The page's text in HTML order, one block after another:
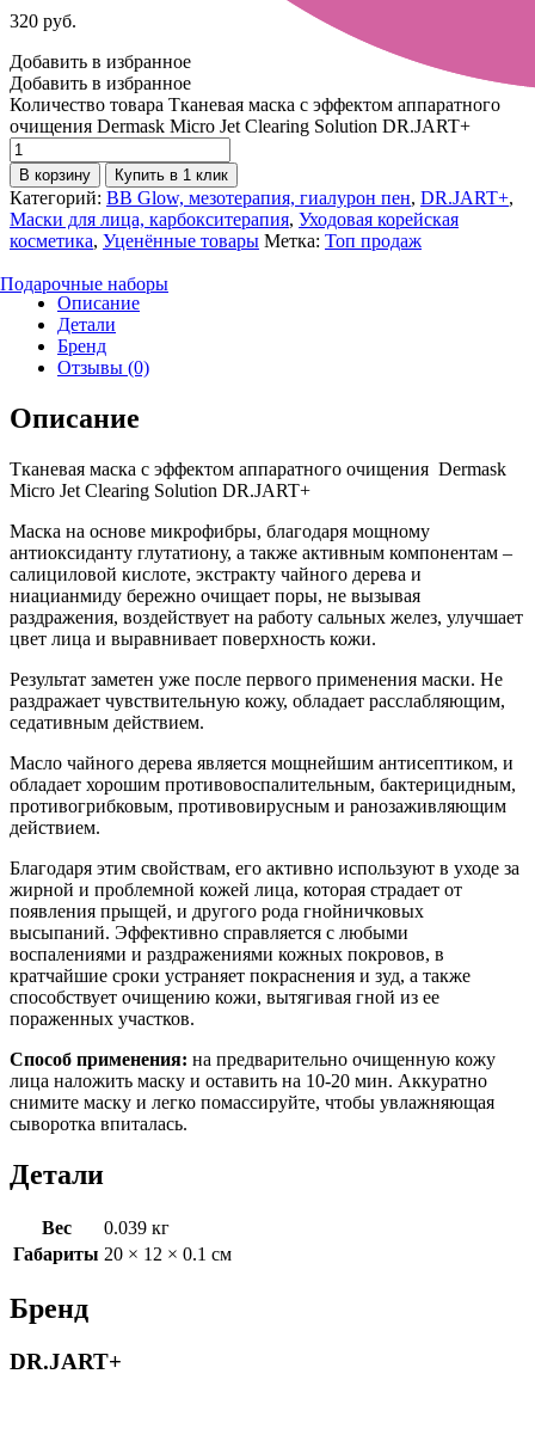
Подарочные наборы
320 руб.
Добавить в избранное
Добавить в избранное
Количество товара Тканевая маска с эффектом аппаратного
очищения Dermask Micro Jet Clearing Solution DR.JART+
В корзину Купить в 1 клик
Категорий: BB Glow, мезотерапия, гиалурон пен, DR.JART+,
Маски для лица, карбокситерапия, Уходовая корейская
косметика, Уценённые товары Метка: Топ продаж
Описание
Детали
Бренд
Отзывы (0)
Описание
Тканевая маска с эффектом аппаратного очищения Dermask
Micro Jet Clearing Solution DR.JART+
Маска на основе микрофибры, благодаря мощному
антиоксиданту глутатиону, а также активным компонентам –
салициловой кислоте, экстракту чайного дерева и
ниацианмиду бережно очищает поры, не вызывая
раздражения, воздействует на работу сальных желез, улучшает
цвет лица и выравнивает поверхность кожи.
Результат заметен уже после первого применения маски. Не
раздражает чувствительную кожу, обладает расслабляющим,
седативным действием.
Масло чайного дерева является мощнейшим антисептиком, и
обладает хорошим противовоспалительным, бактерицидным,
противогрибковым, противовирусным и ранозаживляющим
действием.
Благодаря этим свойствам, его активно используют в уходе за
жирной и проблемной кожей лица, которая страдает от
появления прыщей, и другого рода гнойничковых
высыпаний. Эффективно справляется с любыми
воспалениями и раздражениями кожных покровов, в
кратчайшие сроки устраняет покраснения и зуд, а также
способствует очищению кожи, вытягивая гной из ее
пораженных участков.
Способ применения: на предварительно очищенную кожу
лица наложить маску и оставить на 10-20 мин. Аккуратно
снимите маску и легко помассируйте, чтобы увлажняющая
сыворотка впиталась.
Детали
Вес
0.039 кг
Габариты 20 × 12 × 0.1 см
Бренд
DR.JART+